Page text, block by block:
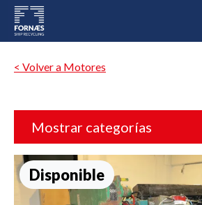
< Volver a Motores
Mostrar categorías
Disponible